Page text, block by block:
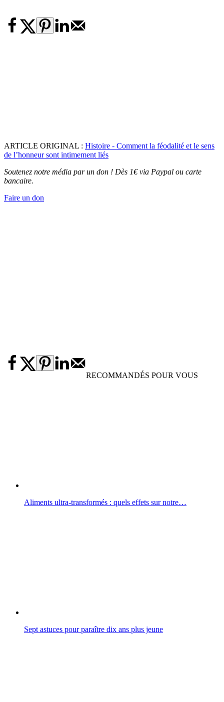
ARTICLE ORIGINAL : Histoire - Comment la féodalité et le sens
de l’honneur sont intimement liés
Soutenez notre média par un don ! Dès 1€ via Paypal ou carte
bancaire.
Faire un don
RECOMMANDÉS POUR VOUS
Aliments ultra-transformés : quels effets sur notre…
Sept astuces pour paraître dix ans plus jeune